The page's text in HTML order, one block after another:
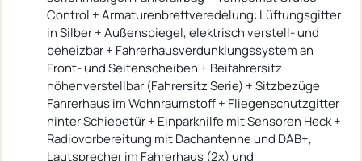
Control + Armaturenbrettveredelung: Lüftungsgitter
in Silber + Außenspiegel, elektrisch verstell- und
beheizbar + Fahrerhausverdunklungssystem an
Front- und Seitenscheiben + Beifahrersitz
höhenverstellbar (Fahrersitz Serie) + Sitzbezüge
Fahrerhaus im Wohnraumstoff + Fliegenschutzgitter
hinter Schiebetür + Einparkhilfe mit Sensoren Heck +
Radiovorbereitung mit Dachantenne und DAB+,
Lautsprecher im Fahrerhaus (2x) und